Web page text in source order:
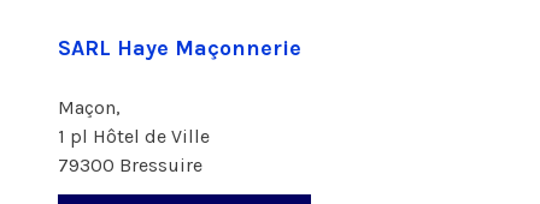
SARL Haye Maçonnerie
Maçon,
1 pl Hôtel de Ville
79300 Bressuire